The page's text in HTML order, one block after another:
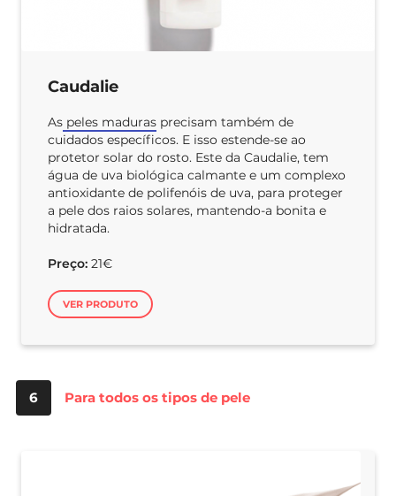
Caudalie
As peles maduras precisam também de
cuidados específicos. E isso estende-se ao
protetor solar do rosto. Este da Caudalie, tem
água de uva biológica calmante e um complexo
antioxidante de polifenóis de uva, para proteger
a pele dos raios solares, mantendo-a bonita e
hidratada.
Preço: 21€
VER PRODUTO
6 Para todos os tipos de pele